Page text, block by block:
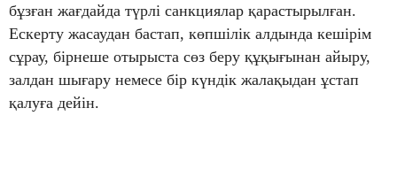
бұзған жағдайда түрлі санкциялар қарастырылған.
Ескерту жасаудан бастап, көпшілік алдында кешірім
сұрау, бірнеше отырыста сөз беру құқығынан айыру,
залдан шығару немесе бір күндік жалақыдан ұстап
қалуға дейін.